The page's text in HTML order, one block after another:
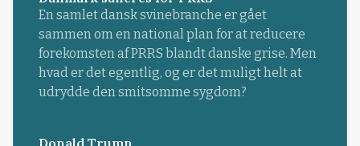
En samlet dansk svinebranche er gået
sammen om en national plan for at reducere
forekomsten af PRRS blandt danske grise. Men
hvad er det egentlig, og er det muligt helt at
udrydde den smitsomme sygdom?
Donald Trump